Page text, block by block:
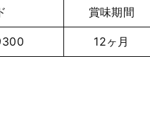
賞味期間
12ヶ月